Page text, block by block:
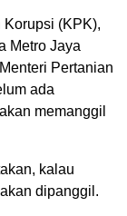
(KPK),
Metro Jaya
Pertanian
ada
memanggil
kalau
dipanggil.